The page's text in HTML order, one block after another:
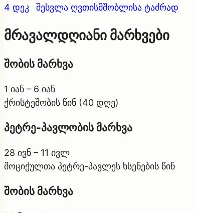
4 დეკ
შესვლა ღვთისმშობლისა ტაძრად
მრავალდღიანი მარხვები
შობის მარხვა
1 იან – 6 იან
ქრისტეშობის წინ (40 დღე)
პეტრე-პავლობის მარხვა
28 ივნ – 11 ივლ
მოციქულთა პეტრე-პავლეს ხსენების წინ
შობის მარხვა